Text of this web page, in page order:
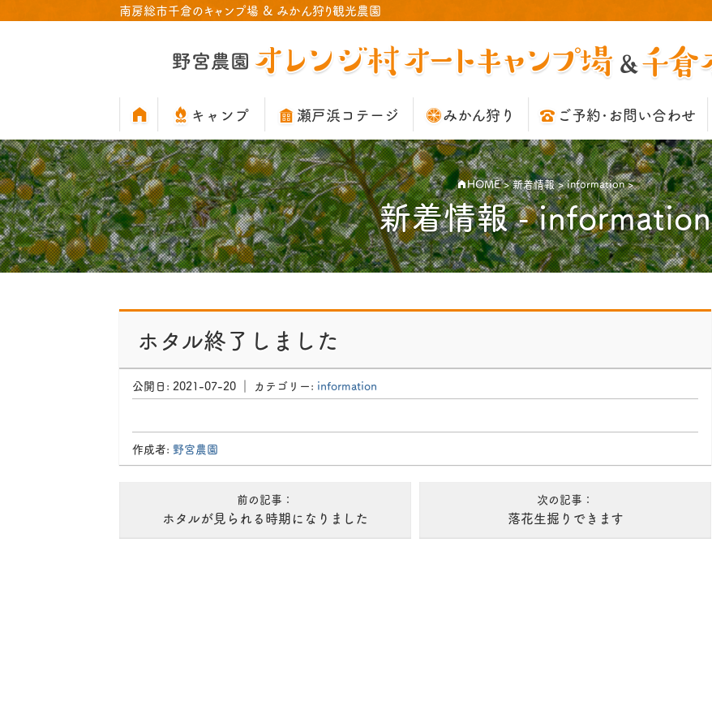
南房総市千倉のキャンプ場 & みかん狩り観光農園
HOMEキャンプ 瀬戸浜コテージ みかん狩り ご予約･お問い合わせ
HOME>新着情報>information>
新着情報 information
ホタル終了しました
公開日: 2021-07-20 ｜ カテゴリー: information
作成者: 野宮農園
前の記事：
ホタルが見られる時期になりました
次の記事：
落花生掘りできます